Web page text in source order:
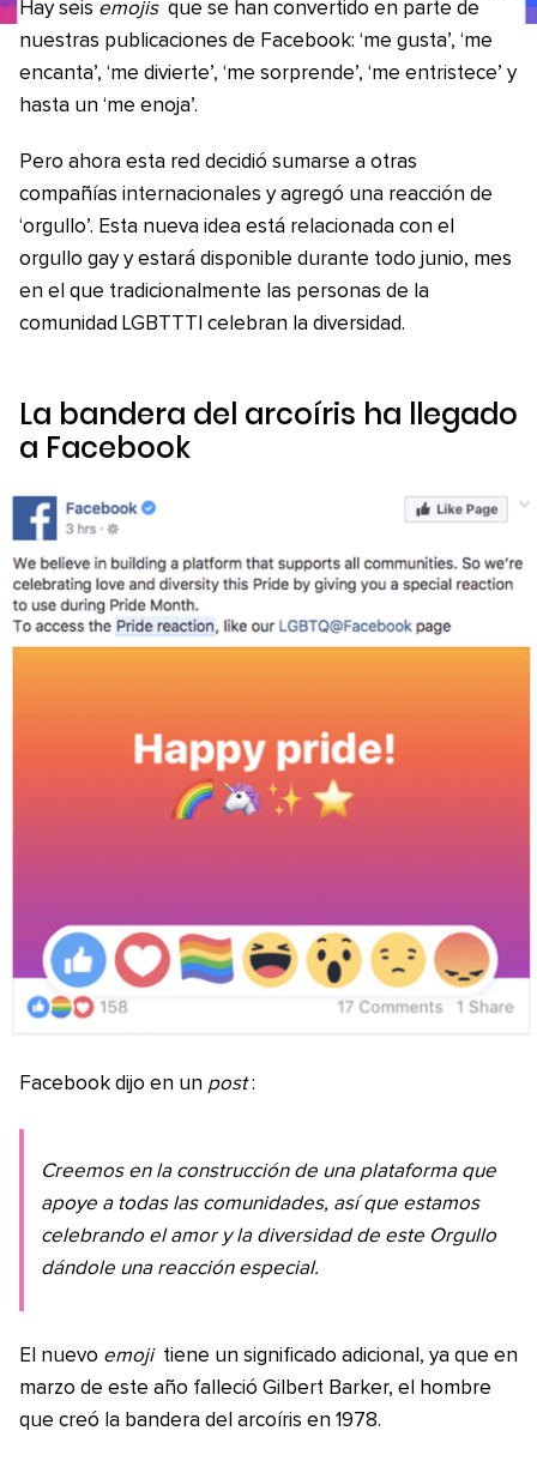
Hay seis emojis que se han convertido en parte de
nuestras publicaciones de Facebook: ‘me gusta’, ‘me
encanta’, ‘me divierte’, ‘me sorprende’, ‘me entristece’ y
hasta un ‘me enoja’.
Pero ahora esta red decidió sumarse a otras
compañías internacionales y agregó una reacción de
‘orgullo’. Esta nueva idea está relacionada con el
orgullo gay y estará disponible durante todo junio, mes
en el que tradicionalmente las personas de la
comunidad LGBTTTI celebran la diversidad.
La bandera del arcoíris ha llegado
a Facebook
Facebook dijo en un post :
Creemos en la construcción de una plataforma que
apoye a todas las comunidades, así que estamos
celebrando el amor y la diversidad de este Orgullo
dándole una reacción especial.
El nuevo emoji tiene un significado adicional, ya que en
marzo de este año falleció Gilbert Barker, el hombre
que creó la bandera del arcoíris en 1978.